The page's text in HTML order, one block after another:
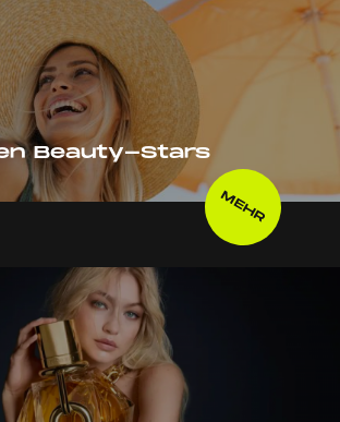
Beauty-Stars
MEHR